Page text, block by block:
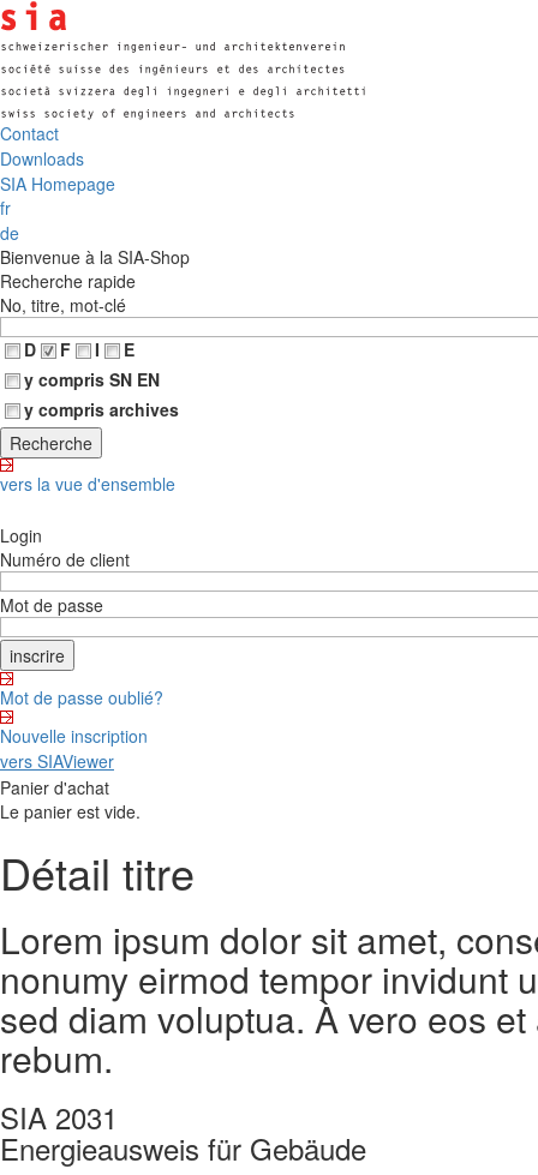
Contact
Downloads
SIA Homepage
fr
de
Bienvenue à la SIA-Shop
Recherche rapide
No, titre, mot-clé
D
F I
E
y compris SN EN
y compris archives
vers la vue d'ensemble
Login
Numéro de client
Mot de passe
Mot de passe oublié?
Nouvelle inscription
vers SIAViewer
Panier d'achat
Le panier est vide.
Détail titre
Lorem ipsum dolor sit amet,
nonumy eirmod tempor invidunt
sed diam voluptua. À vero eos
rebum.
SIA 2031
Energieausweis für Gebäude